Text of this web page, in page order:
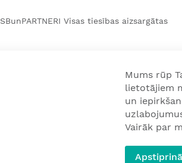
SBunPARTNERI Visas tiesības aizsargātas
Mums rūp
lietotājiem
un
Vairāk par